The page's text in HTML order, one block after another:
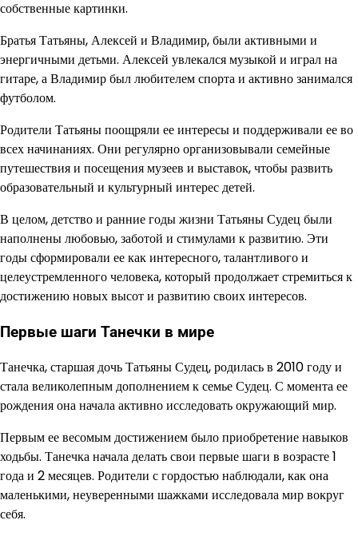
собственные картинки.
Братья Татьяны, Алексей и Владимир, были активными и
энергичными детьми. Алексей увлекался музыкой и играл на
гитаре, а Владимир был любителем спорта и активно занимался
футболом.
Родители Татьяны поощряли ее интересы и поддерживали ее во
всех начинаниях. Они регулярно организовывали семейные
путешествия и посещения музеев и выставок, чтобы развить
образовательный и культурный интерес детей.
В целом, детство и ранние годы жизни Татьяны Судец были
наполнены любовью, заботой и стимулами к развитию. Эти
годы сформировали ее как интересного, талантливого и
целеустремленного человека, который продолжает стремиться к
достижению новых высот и развитию своих интересов.
Первые шаги Танечки в мире
Танечка, старшая дочь Татьяны Судец, родилась в 2010 году и
стала великолепным дополнением к семье Судец. С момента ее
рождения она начала активно исследовать окружающий мир.
Первым ее весомым достижением было приобретение навыков
ходьбы. Танечка начала делать свои первые шаги в возрасте 1
года и 2 месяцев. Родители с гордостью наблюдали, как она
маленькими, неуверенными шажками исследовала мир вокруг
себя.